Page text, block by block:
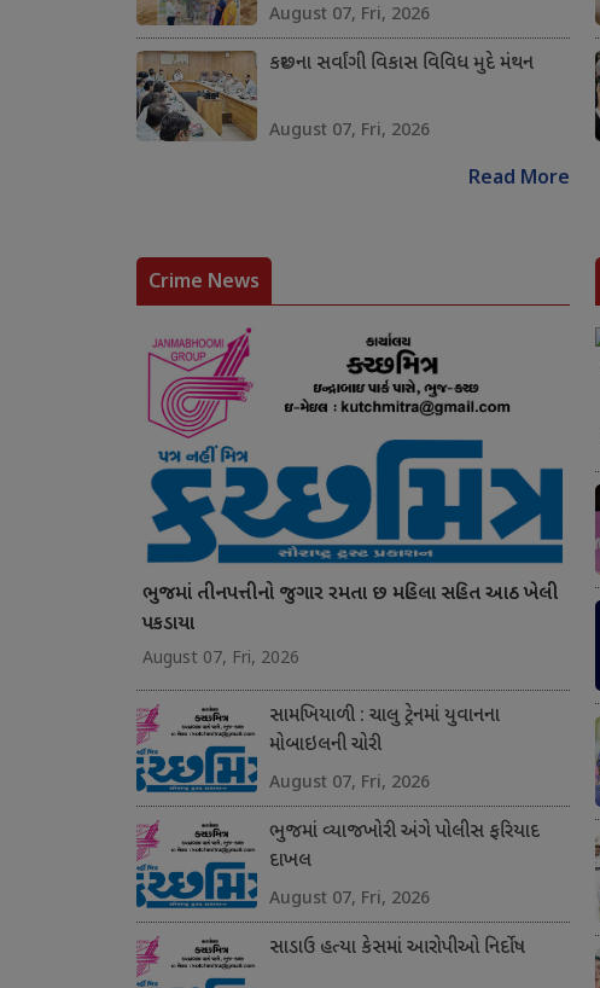
August 07, Fri, 2026
કચ્છના સર્વાંગી વિકાસ વિવિધ મુદે મંથન
August 07, Fri, 2026
Read More
Crime News
ભુજમાં તીનપત્તીનો જુગાર રમતા છ મહિલા સહિત આઠ ખેલી
પકડાયા
August 07, Fri, 2026
સામખિયાળી : ચાલુ ટ્રેનમાં યુવાનના
મોબાઇલની ચોરી
August 07, Fri, 2026
ભુજમાં વ્યાજખોરી અંગે પોલીસ ફરિયાદ
દાખલ
August 07, Fri, 2026
સાડાઉ હત્યા કેસમાં આરોપીઓ નિર્દોષ